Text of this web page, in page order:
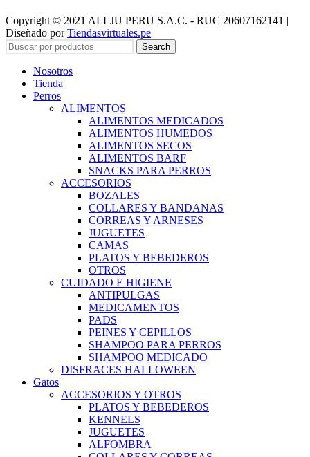
Copyright © 2021 ALLJU PERU S.A.C. - RUC 20607162141 |
Diseñado porTiendasvirtuales.pe
Search
Nosotros
Tienda
Perros
ALIMENTOS
ALIMENTOS MEDICADOS
ALIMENTOS HUMEDOS
ALIMENTOS SECOS
ALIMENTOS BARF
SNACKS PARA PERROS
ACCESORIOS
BOZALES
COLLARES Y BANDANAS
CORREAS Y ARNESES
JUGUETES
CAMAS
PLATOS Y BEBEDEROS
OTROS
CUIDADO E HIGIENE
ANTIPULGAS
MEDICAMENTOS
PADS
PEINES Y CEPILLOS
SHAMPOO PARA PERROS
SHAMPOO MEDICADO
DISFRACES HALLOWEEN
Gatos
ACCESORIOS Y OTROS
PLATOS Y BEBEDEROS
KENNELS
JUGUETES
ALFOMBRA